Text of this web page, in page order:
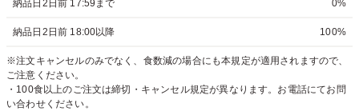
納品日2日前 17:59まで 0%
納品日2日前 18:00以降 100%
※注文キャンセルのみでなく、食数減の場合にも本規定が適用されますので、
ご注意ください。
・100食以上のご注文は締切・キャンセル規定が異なります。お電話にてお問
い合わせください。